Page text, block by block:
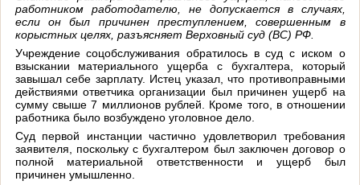
работником работодателю, не допускается в случаях,
если он был причинен преступлением, совершенным в
корыстных целях, разъясняет Верховный суд (ВС) РФ.
Учреждение соцобслуживания обратилось в суд с иском о
взыскании материального ущерба с бухгалтера, который
завышал себе зарплату. Истец указал, что противоправными
действиями ответчика организации был причинен ущерб на
сумму свыше 7 миллионов рублей. Кроме того, в отношении
работника было возбуждено уголовное дело.
Суд первой инстанции частично удовлетворил требования
заявителя, поскольку с бухгалтером был заключен договор о
полной материальной ответственности и ущерб был
причинен умышленно.